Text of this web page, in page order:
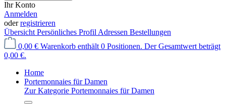
Ihr Konto
Anmelden
oderregistrieren
Übersicht Persönliches Profil Adressen Bestellungen
0,00 € Warenkorb enthält 0 Positionen. Der Gesamtwert beträgt
0,00 €.
Home
Portemonnaies für Damen
Zur Kategorie Portemonnaies für Damen